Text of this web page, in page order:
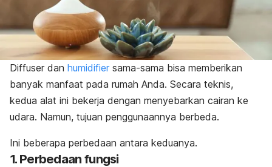
Diffuser dan humidifier sama-sama bisa memberikan
banyak manfaat pada rumah Anda. Secara teknis,
kedua alat ini bekerja dengan menyebarkan cairan ke
udara. Namun, tujuan penggunaannya berbeda.
Ini beberapa perbedaan antara keduanya.
1. Perbedaan fungsi